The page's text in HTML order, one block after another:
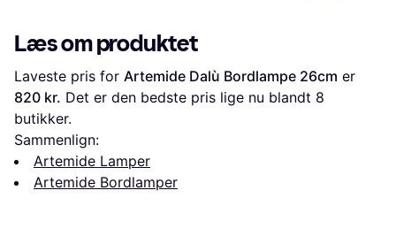
Læs om produktet
Laveste pris for Artemide Dalù Bordlampe 26cm
820 kr. Det er den bedste pris lige nu blandt 8
butikker.
Sammenlign:
Artemide Lamper
Artemide Bordlamper